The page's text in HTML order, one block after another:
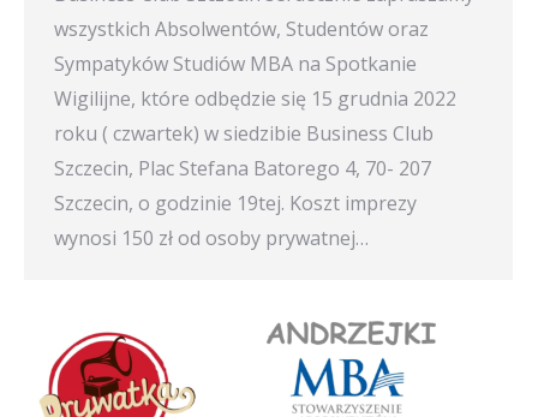
wszystkich Absolwentów, Studentów oraz
Sympatyków Studiów MBA na Spotkanie
Wigilijne, które odbędzie się 15 grudnia 2022
roku ( czwartek) w siedzibie Business Club
Szczecin, Plac Stefana Batorego 4, 70- 207
Szczecin, o godzinie 19tej. Koszt imprezy
wynosi 150 zł od osoby prywatnej…